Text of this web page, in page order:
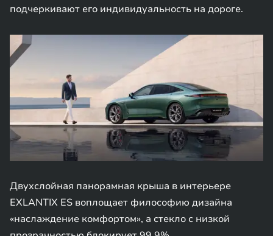
подчеркивают его индивидуальность на дороге.
Двухслойная панорамная крыша в интерьере
EXLANTIX ES воплощает философию дизайна
«наслаждение комфортом», а стекло с низкой